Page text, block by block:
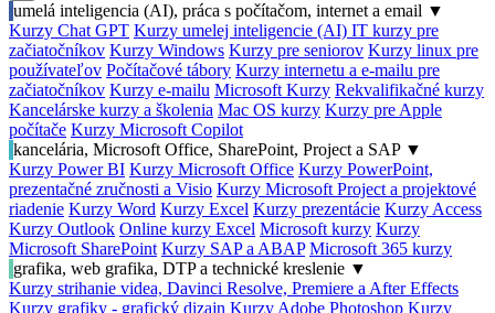
umelá inteligencia (AI), práca s počítačom, internet a email ▼
Kurzy Chat GPT Kurzy umelej inteligencie (AI) IT kurzy pre
začiatočníkov Kurzy Windows Kurzy pre seniorov Kurzy linux pre
používateľov Počítačové tábory Kurzy internetu a e-mailu pre
začiatočníkov Kurzy e-mailu Microsoft Kurzy Rekvalifikačné kurzy
Kancelárske kurzy a školenia Mac OS kurzy Kurzy pre Apple
počítače Kurzy Microsoft Copilot
kancelária, Microsoft Office, SharePoint, Project a SAP ▼
Kurzy Power BI Kurzy Microsoft Office Kurzy PowerPoint,
prezentačné zručnosti a Visio Kurzy Microsoft Project a projektové
riadenie Kurzy Word Kurzy Excel Kurzy prezentácie Kurzy Access
Kurzy Outlook Online kurzy Excel Microsoft kurzy Kurzy
Microsoft SharePoint Kurzy SAP a ABAP Microsoft 365 kurzy
grafika, web grafika, DTP a technické kreslenie ▼
Kurzy strihanie videa, Davinci Resolve, Premiere a After Effects
Kurzy grafiky - grafický dizajn Kurzy Adobe Photoshop Kurzy